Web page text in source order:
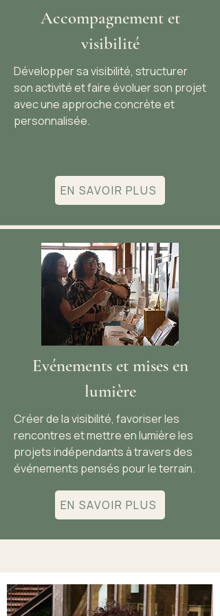
Accompagnement et
visibilité
Développer sa visibilité, structurer
son activité et faire évoluer son projet
avec une approche concrète et
personnalisée.
EN SAVOIR PLUS
Evénements et mises en
lumière
Créer de la visibilité, favoriser les
rencontres et mettre en lumière les
projets indépendants à travers des
événements pensés pour le terrain.
EN SAVOIR PLUS